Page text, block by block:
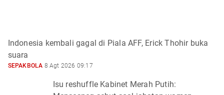
Indonesia kembali gagal di Piala AFF, Erick Thohir buka
suara
SEPAKBOLA 8 Agt 2026 09:17
Isu reshuffle Kabinet Merah Putih: